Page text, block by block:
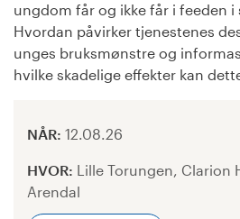
ungdom får og ikke får i feeden i
Hvordan påvirker tjenestenes
unges bruksmønstre og
hvilke skadelige effekter kan
NÅR: 12.08.26
HVOR: Lille Torungen, Clarion
Arendal